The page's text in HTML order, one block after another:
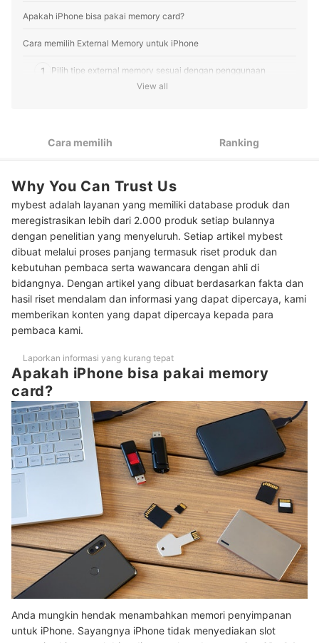
yang akurat dan relevan.
Apakah iPhone bisa pakai memory card?
Cara memilih External Memory untuk iPhone
1 Pilih tipe external memory sesuai dengan penggunaan
Anda
Peringkat External Memory untuk iPhone Terbaik
Baca juga rekomendasi produk aksesori untuk iPhone lainnya di sini
View all
Cara memilih Ranking
Why You Can Trust Us
mybest adalah layanan yang memiliki database produk dan
meregistrasikan lebih dari 2.000 produk setiap bulannya
dengan penelitian yang menyeluruh. Setiap artikel mybest
dibuat melalui proses panjang termasuk riset produk dan
kebutuhan pembaca serta wawancara dengan ahli di
bidangnya. Dengan artikel yang dibuat berdasarkan fakta dan
hasil riset mendalam dan informasi yang dapat dipercaya, kami
memberikan konten yang dapat dipercaya kepada para
pembaca kami.
Laporkan informasi yang kurang tepat
Apakah iPhone bisa pakai memory
card?
Anda mungkin hendak menambahkan memori penyimpanan
untuk iPhone. Sayangnya iPhone tidak menyediakan slot